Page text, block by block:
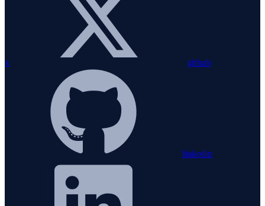
x github
linkedin